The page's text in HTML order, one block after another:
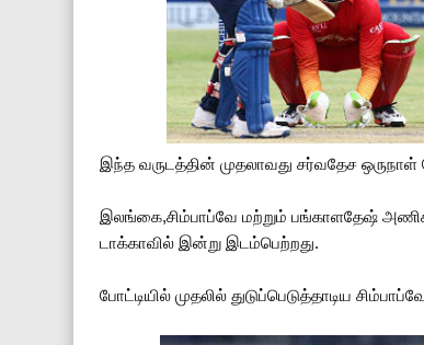
இந்த வருடத்தின் முதலாவது சர்வதேச
இலங்கை,சிம்பாப்வே மற்றும் பங்காளதேஷ்
டாக்காவில் இன்று இடம்பெற்றது.
போட்டியில் முதலில் துடுப்பெடுத்தாடிய